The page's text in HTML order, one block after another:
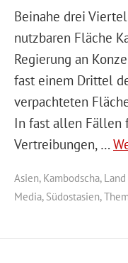
Beinahe drei
nutzbaren Fläche
Regierung an
fast einem Drittel
verpachteten
In fast allen Fällen
Vertreibungen, …
Asien, Kambodscha,
Media, Südostasien,